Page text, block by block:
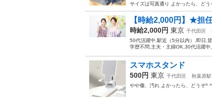
サイズは写真通り よかったら、どう
【時給2,000円】★担
時給2,000円 東京 千代田区
50代活躍中,駅近（5分以内）,即日,
学歴不問,主夫・主婦OK,30代活躍中
スマホスタンド
500円 東京 千代田区 秋葉原駅
やや傷、汚れ よかったら、どうぞ^ ^